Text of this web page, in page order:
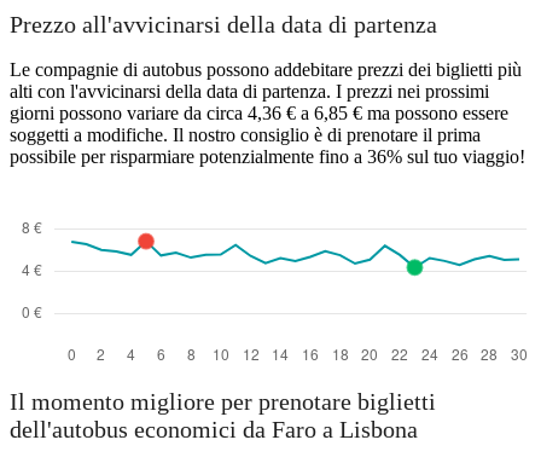
Prezzo all'avvicinarsi della data di partenza
Le compagnie di autobus possono addebitare prezzi dei biglietti più
alti con l'avvicinarsi della data di partenza. I prezzi nei prossimi
giorni possono variare da circa 4,36 € a 6,85 € ma possono essere
soggetti a modifiche. Il nostro consiglio è di prenotare il prima
possibile per risparmiare potenzialmente fino a 36% sul tuo viaggio!
Il momento migliore per prenotare biglietti
dell'autobus economici da Faro a Lisbona